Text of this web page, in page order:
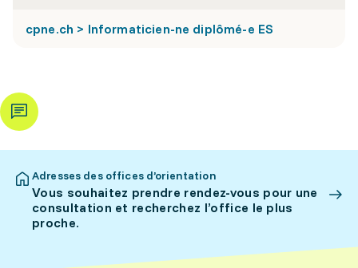
cpne.ch > Informaticien-ne diplômé-e ES
Adresses des offices d’orientation
Vous souhaitez prendre rendez-vous pour une
consultation et recherchez l’office le plus
proche.